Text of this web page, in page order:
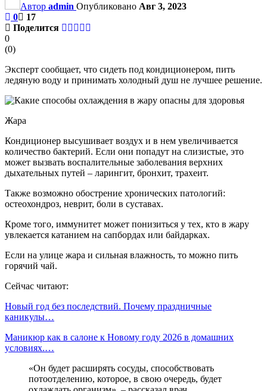
Автор admin Опубликовано Авг 3, 2023
0
17
Поделится
0
(0)
Эксперт сообщает, что сидеть под кондиционером, пить
ледяную воду и принимать холодный душ не лучшее решение.
Жара
Кондиционер высушивает воздух и в нем увеличивается
количество бактерий. Если они попадут на слизистые, это
может вызвать воспалительные заболевания верхних
дыхательных путей – ларингит, бронхит, трахеит.
Также возможно обострение хронических патологий:
остеохондроз, неврит, боли в суставах.
Кроме того, иммунитет может понизиться у тех, кто в жару
увлекается катанием на сапбордах или байдарках.
Если на улице жара и сильная влажность, то можно пить
горячий чай.
Сейчас читают:
Новый год без последствий. Почему праздничные
каникулы…
Маникюр как в салоне к Новому году 2026 в домашних
условиях.…
«Он будет расширять сосуды, способствовать
потоотделению, которое, в свою очередь, будет